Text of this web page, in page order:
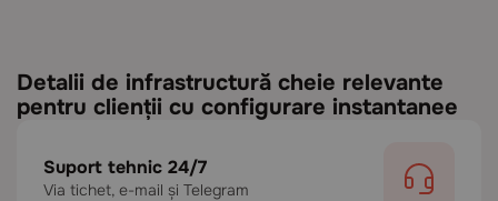
Detalii de infrastructură cheie relevante
pentru clienții cu configurare instantanee
Suport tehnic 24/7
Via tichet, e-mail și Telegram